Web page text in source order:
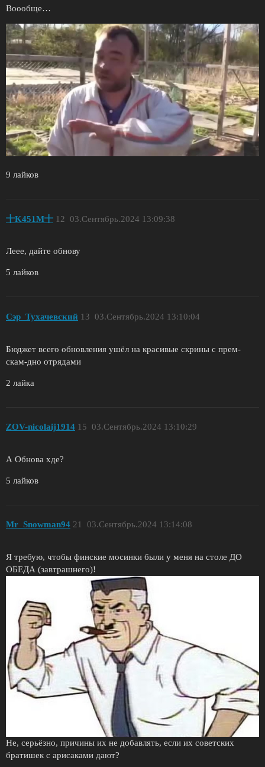
Воообще…
9 лайков
十K451M十 03.Сентябрь.2024 13:09:38
12
Леее, дайте обнову
5 лайков
Сэр_Тухачевский 03.Сентябрь.2024 13:10:04
13
Бюджет всего обновления ушёл на красивые скрины с прем-
скам-дно отрядами
2 лайка
ZОV-nicolaij1914 03.Сентябрь.2024 13:10:29
15
А Обнова хде?
5 лайков
Mr_Snowman94 03.Сентябрь.2024 13:14:08
21
Я требую, чтобы финские мосинки были у меня на столе ДО
ОБЕДА (завтрашнего)!
Не, серьёзно, причины их не добавлять, если их советских
братишек с арисаками дают?